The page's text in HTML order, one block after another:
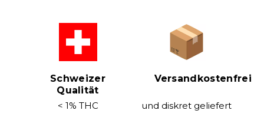
Schweizer
Qualität
< 1% THC
Versandkostenfrei
und diskret geliefert